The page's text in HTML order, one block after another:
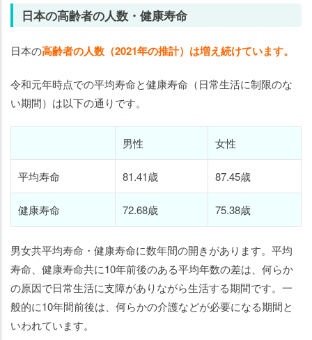
日本の高齢者の人数・健康寿命
日本の高齢者の人数（2021年の推計）は増え続けています。
令和元年時点での平均寿命と健康寿命（日常生活に制限のな
い期間）は以下の通りです。
男性 女性
平均寿命 81.41歳 87.45歳
健康寿命 72.68歳 75.38歳
男女共平均寿命・健康寿命に数年間の開きがあります。平均
寿命、健康寿命共に10年前後のある平均年数の差は、何らか
の原因で日常生活に支障がありながら生活する期間です。一
般的に10年間前後は、何らかの介護などが必要になる期間と
いわれています。